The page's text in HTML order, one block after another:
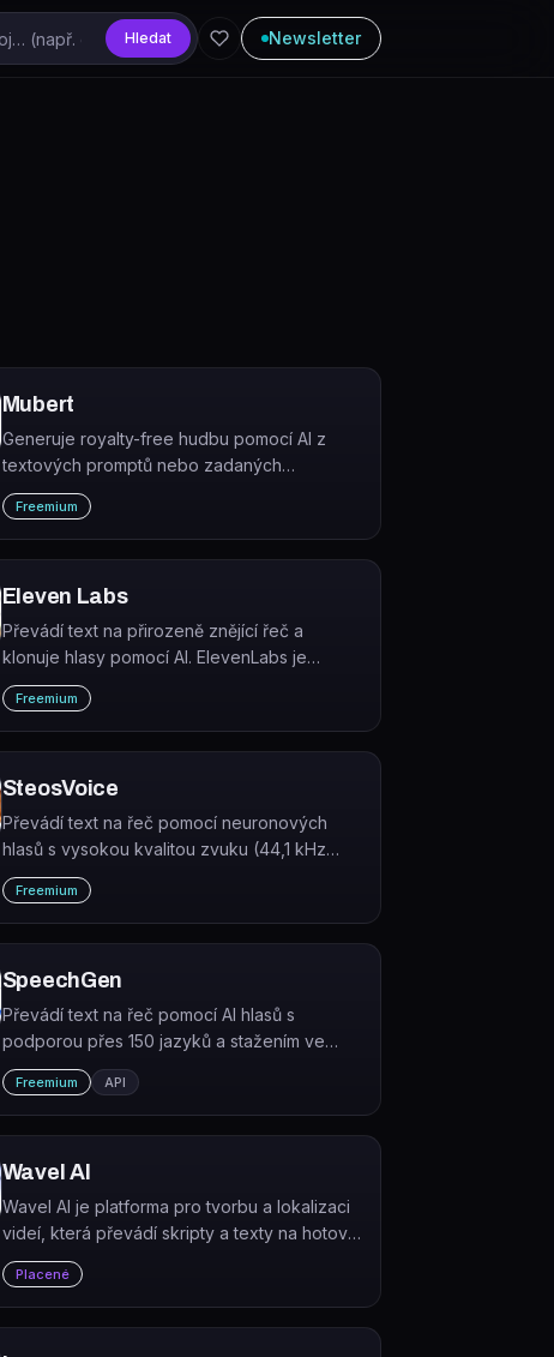
Hledat Newsletter
Mubert
Generuje royalty-free hudbu pomocí AI z
textových promptů nebo zadaných
parametrů (nálada, délka, styl) pro videa,
podcasty a aplikace.
Freemium
Eleven Labs
Převádí text na přirozeně znějící řeč a
klonuje hlasy pomocí AI. ElevenLabs je
platforma pro syntézu řeči, klonování hlasu a
konverzační hlasové agenty.
Freemium
SteosVoice
Převádí text na řeč pomocí neuronových
hlasů s vysokou kvalitou zvuku (44,1 kHz
WAV). Slouží tvůrcům obsahu, dabérům her a
videí, podcastérům i firmám.
Freemium
SpeechGen
Převádí text na řeč pomocí AI hlasů s
podporou přes 150 jazyků a stažením ve
formátech MP3, WAV nebo FLAC.
Freemium API
Wavel AI
Wavel AI je platforma pro tvorbu a lokalizaci
videí, která převádí skripty a texty na hotová
videa s AI hlasy, titulky a dabingem ve více
jazycích.
Placené